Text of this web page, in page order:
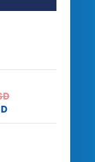
Raspon
od
Raspon
cena: